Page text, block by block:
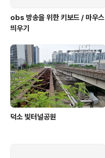
obs 방송을 위한 키보드 / 마우스
띄우기
덕소 빛터널공원